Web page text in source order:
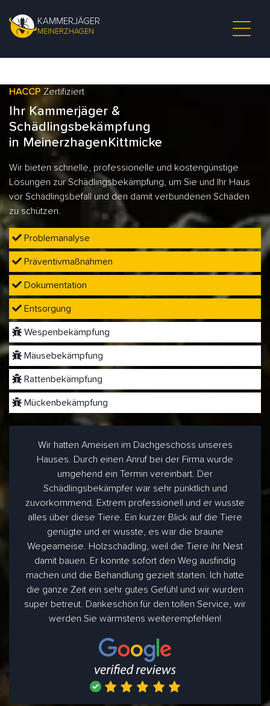
KAMMERJÄGER
MEINERZHAGEN
HACCP Zertifiziert
Ihr Kammerjäger &
Schädlingsbekämpfung
in MeinerzhagenKittmicke
Wir bieten schnelle, professionelle und kostengünstige
Lösungen zur Schädlingsbekämpfung, um Sie und Ihr Haus
vor Schädlingsbefall und den damit verbundenen Schäden
zu schützen.
Problemanalyse
Präventivmaßnahmen
Dokumentation
Entsorgung
Wespenbekämpfung
Mäusebekämpfung
Rattenbekämpfung
Mückenbekämpfung
Wir hatten Ameisen im Dachgeschoss unseres
Hauses. Durch einen Anruf bei der Firma wurde
umgehend ein Termin vereinbart. Der
Schädlingsbekämpfer war sehr pünktlich und
zuvorkommend. Extrem professionell und er wusste
alles über diese Tiere. Ein kurzer Blick auf die Tiere
genügte und er wusste, es war die braune
Wegeameise. Holzschädling, weil die Tiere ihr Nest
damit bauen. Er konnte sofort den Weg ausfindig
machen und die Behandlung gezielt starten. Ich hatte
die ganze Zeit ein sehr gutes Gefühl und wir wurden
super betreut. Dankeschön für den tollen Service, wir
werden Sie wärmstens weiterempfehlen!